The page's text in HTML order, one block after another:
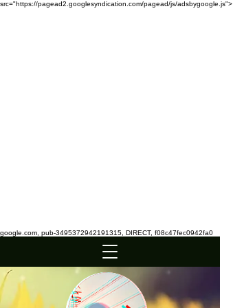
src="https://pagead2.googlesyndication.com/pagead/js/adsbygoogle.js">
google.com, pub-3495372942191315, DIRECT, f08c47fec0942fa0